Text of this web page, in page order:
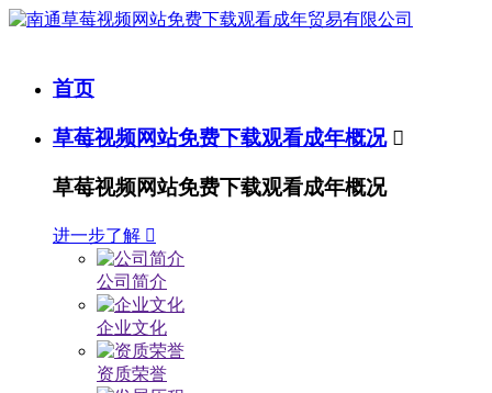
首页
草莓视频网站免费下载观看成年概况 
草莓视频网站免费下载观看成年概况
进一步了解 
公司简介
企业文化
资质荣誉